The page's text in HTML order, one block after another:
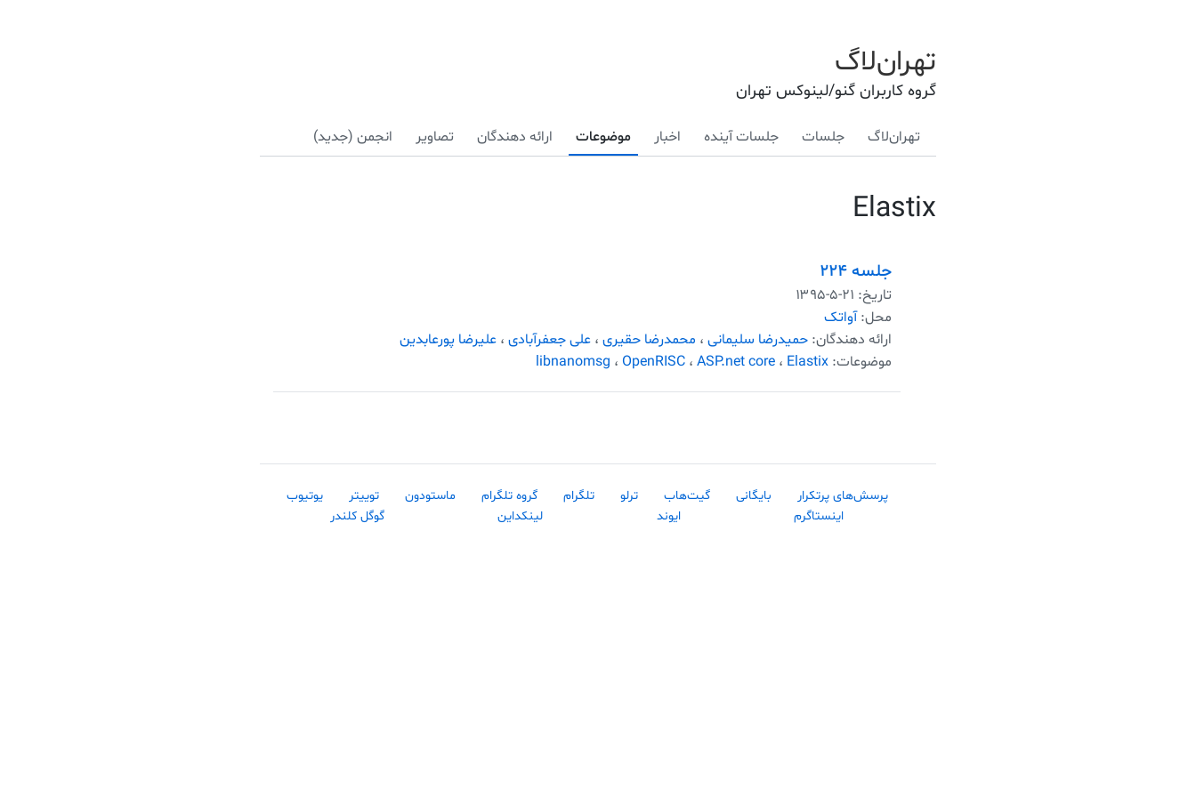
تهران‌لاگ
گروه کاربران گنو/لینوکس تهران
تهران‌لاگ جلسات جلسات آینده اخبار موضوعات ارائه دهندگان تصاویر انجمن (جدید)
Elastix
جلسه ۲۲۴
تاریخ: ۱۳۹۵-۵-۲۱
محل:آواتک
ارائه دهندگان: حمیدرضا سلیمانی ، محمدرضا حقیری ، علی جعفرآبادی ، علیرضا پورعابدین
موضوعات:
libnanomsg ، OpenRISC ، ASP.net core ، Elastix
پرسش‌های پرتکرار بایگانی گیت‌هاب ترلو تلگرام گروه تلگرام ماستودون توییتر
یوتیوب
اینستاگرم
ایوند لینکداین گوگل کلندر